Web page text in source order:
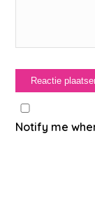
Notify me